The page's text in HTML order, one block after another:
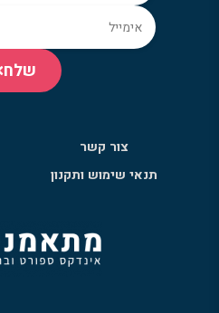
שלח
צור קשר
תנאי שימוש ותקנון